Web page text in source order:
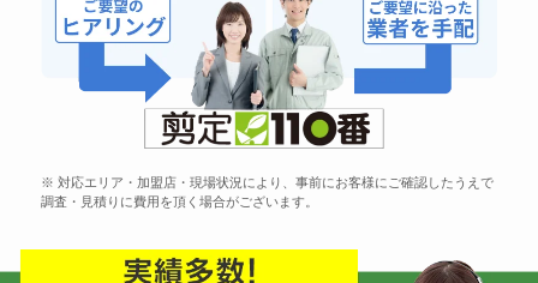
※ 対応エリア・加盟店・現場状況により、事前にお客様にご確認したうえで
調査・見積りに費用を頂く場合がございます。